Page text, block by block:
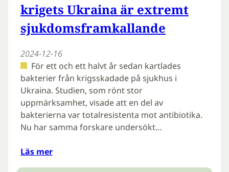
krigets Ukraina är extremt
sjukdomsframkallande
2024-12-16
För ett och ett halvt år sedan kartlades
bakterier från krigsskadade på sjukhus i
Ukraina. Studien, som rönt stor
uppmärksamhet, visade att en del av
bakterierna var totalresistenta mot antibiotika.
Nu har samma forskare undersökt…
Läs mer